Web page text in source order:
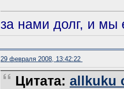
за нами долг, и мы
29 февраля 2008, 13:42:22
Цитата: allkuku